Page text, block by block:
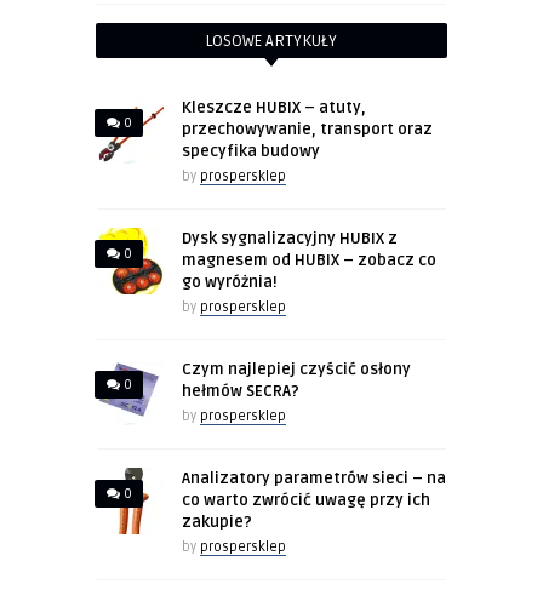
LOSOWE ARTYKUŁY
0
Kleszcze HUBIX – atuty,
przechowywanie, transport oraz
specyfika budowy
by prospersklep
0
Dysk sygnalizacyjny HUBIX z
magnesem od HUBIX – zobacz co
go wyróżnia!
by prospersklep
0
Czym najlepiej czyścić osłony
hełmów SECRA?
by prospersklep
0
Analizatory parametrów sieci – na
co warto zwrócić uwagę przy ich
zakupie?
by prospersklep